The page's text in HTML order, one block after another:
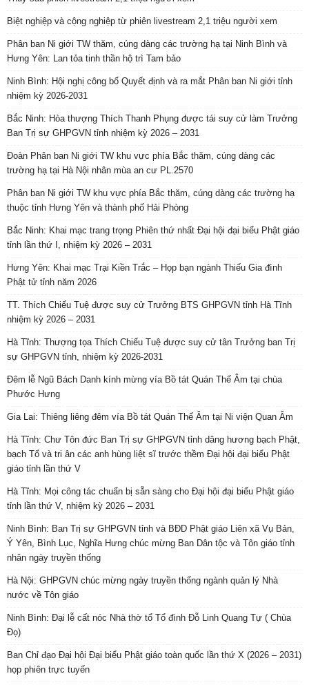
Biệt nghiệp và cộng nghiệp từ phiên livestream 2,1 triệu người xem
Phân ban Ni giới TW thăm, cúng dàng các trường hạ tại Ninh Bình và
Hưng Yên: Lan tỏa tinh thần hộ trì Tam bảo
Ninh Bình: Hội nghị công bố Quyết định và ra mắt Phân ban Ni giới tỉnh
nhiệm kỳ 2026-2031
Bắc Ninh: Hòa thượng Thích Thanh Phụng được tái suy cử làm Trưởng
Ban Trị sự GHPGVN tỉnh nhiệm kỳ 2026 – 2031
Đoàn Phân ban Ni giới TW khu vực phía Bắc thăm, cúng dàng các
trường hạ tại Hà Nội nhân mùa an cư PL.2570
Phân ban Ni giới TW khu vực phía Bắc thăm, cúng dàng các trường hạ
thuộc tỉnh Hưng Yên và thành phố Hải Phòng
Bắc Ninh: Khai mạc trang trọng Phiên thứ nhất Đại hội đại biểu Phật giáo
tỉnh lần thứ I, nhiệm kỳ 2026 – 2031
Hưng Yên: Khai mạc Trại Kiền Trắc – Họp bạn ngành Thiếu Gia đình
Phật tử tỉnh năm 2026
TT. Thích Chiếu Tuệ được suy cử Trưởng BTS GHPGVN tỉnh Hà Tĩnh
nhiệm kỳ 2026 – 2031
Hà Tĩnh: Thượng tọa Thích Chiếu Tuệ được suy cử tân Trưởng ban Trị
sự GHPGVN tỉnh, nhiệm kỳ 2026-2031
Đêm lễ Ngũ Bách Danh kính mừng vía Bồ tát Quán Thế Âm tại chùa
Phước Hưng
Gia Lai: Thiêng liêng đêm vía Bồ tát Quán Thế Âm tại Ni viện Quan Âm
Hà Tĩnh: Chư Tôn đức Ban Trị sự GHPGVN tỉnh dâng hương bạch Phật,
bạch Tổ và tri ân các anh hùng liệt sĩ trước thềm Đại hội đại biểu Phật
giáo tỉnh lần thứ V
Hà Tĩnh: Mọi công tác chuẩn bị sẵn sàng cho Đại hội đại biểu Phật giáo
tỉnh lần thứ V, nhiệm kỳ 2026 – 2031
Ninh Bình: Ban Trị sự GHPGVN tỉnh và BĐD Phật giáo Liên xã Vụ Bản,
Ý Yên, Bình Lục, Nghĩa Hưng chúc mừng Ban Dân tộc và Tôn giáo tỉnh
nhân ngày truyền thống
Hà Nội: GHPGVN chúc mừng ngày truyền thống ngành quản lý Nhà
nước về Tôn giáo
Ninh Bình: Đại lễ cất nóc Nhà thờ tổ Tổ đình Đỗ Linh Quang Tự ( Chùa
Đọ)
Ban Chỉ đạo Đại hội Đại biểu Phật giáo toàn quốc lần thứ X (2026 – 2031)
họp phiên trực tuyến